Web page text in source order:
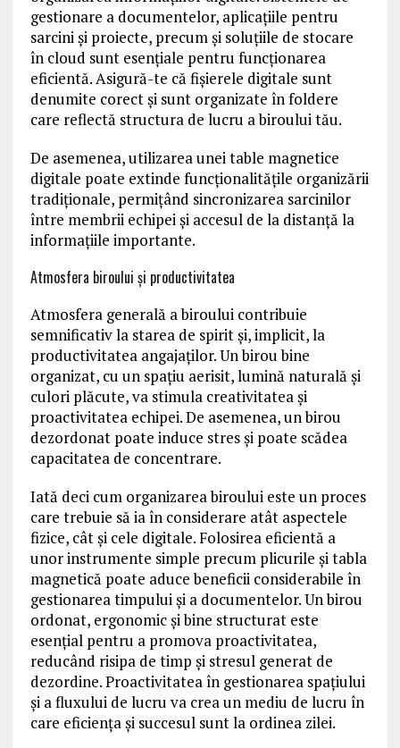
gestionare a documentelor, aplicațiile pentru
sarcini și proiecte, precum și soluțiile de stocare
în cloud sunt esențiale pentru funcționarea
eficientă. Asigură-te că fișierele digitale sunt
denumite corect și sunt organizate în foldere
care reflectă structura de lucru a biroului tău.
De asemenea, utilizarea unei table magnetice
digitale poate extinde funcționalitățile organizării
tradiționale, permițând sincronizarea sarcinilor
între membrii echipei și accesul de la distanță la
informațiile importante.
Atmosfera biroului și productivitatea
Atmosfera generală a biroului contribuie
semnificativ la starea de spirit și, implicit, la
productivitatea angajaților. Un birou bine
organizat, cu un spațiu aerisit, lumină naturală și
culori plăcute, va stimula creativitatea și
proactivitatea echipei. De asemenea, un birou
dezordonat poate induce stres și poate scădea
capacitatea de concentrare.
Iată deci cum organizarea biroului este un proces
care trebuie să ia în considerare atât aspectele
fizice, cât și cele digitale. Folosirea eficientă a
unor instrumente simple precum plicurile și tabla
magnetică poate aduce beneficii considerabile în
gestionarea timpului și a documentelor. Un birou
ordonat, ergonomic și bine structurat este
esențial pentru a promova proactivitatea,
reducând risipa de timp și stresul generat de
dezordine. Proactivitatea în gestionarea spațiului
și a fluxului de lucru va crea un mediu de lucru în
care eficiența și succesul sunt la ordinea zilei.